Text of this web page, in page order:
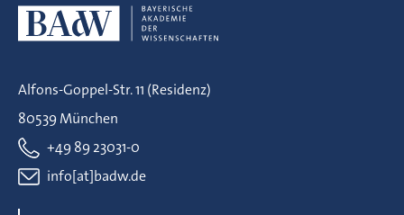
Alfons-Goppel-Str. 11 (Residenz)
80539 München
+49 89 23031-0
info[at]badw.de